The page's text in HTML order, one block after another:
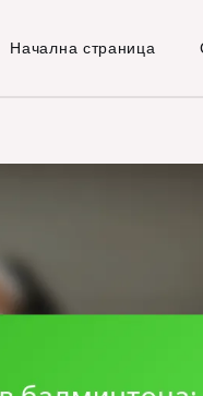
Начална страница